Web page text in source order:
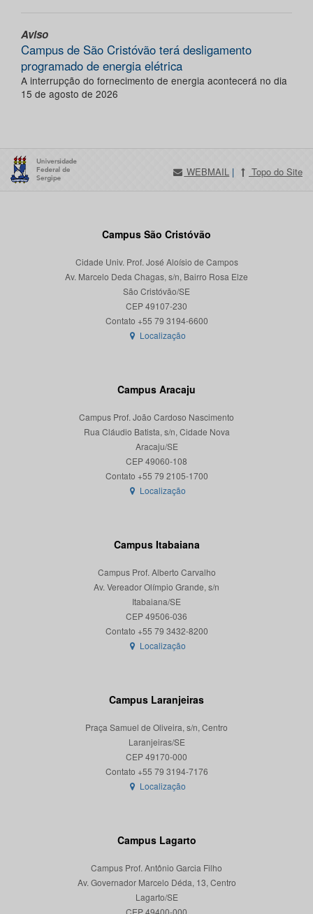
Aviso
Campus de São Cristóvão terá desligamento
programado de energia elétrica
A interrupção do fornecimento de energia acontecerá no dia
15 de agosto de 2026
WEBMAIL | Topo do Site
Campus São Cristóvão
Cidade Univ. Prof. José Aloísio de Campos
Av. Marcelo Deda Chagas, s/n, Bairro Rosa Elze
São Cristóvão/SE
CEP 49107-230
Localização
Campus Aracaju
Campus Prof. João Cardoso Nascimento
Rua Cláudio Batista, s/n, Cidade Nova
Aracaju/SE
CEP 49060-108
Localização
Campus Itabaiana
Campus Prof. Alberto Carvalho
Av. Vereador Olímpio Grande, s/n
Itabaiana/SE
CEP 49506-036
Localização
Campus Laranjeiras
Praça Samuel de Oliveira, s/n, Centro
Laranjeiras/SE
CEP 49170-000
Localização
Campus Lagarto
Campus Prof. Antônio Garcia Filho
Av. Governador Marcelo Déda, 13, Centro
Lagarto/SE